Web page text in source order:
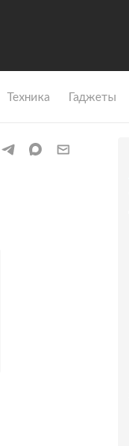
Техника Гаджеты